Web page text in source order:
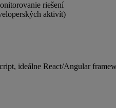
riešení
aktivít)
ideálne React/Angular